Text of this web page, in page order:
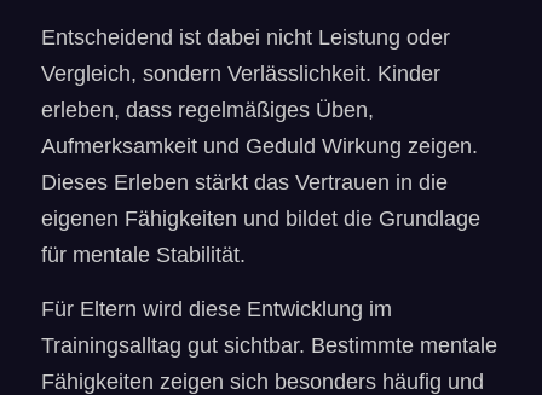
Entscheidend ist dabei nicht Leistung oder
Vergleich, sondern Verlässlichkeit. Kinder
erleben, dass regelmäßiges Üben,
Aufmerksamkeit und Geduld Wirkung zeigen.
Dieses Erleben stärkt das Vertrauen in die
eigenen Fähigkeiten und bildet die Grundlage
für mentale Stabilität.
Für Eltern wird diese Entwicklung im
Trainingsalltag gut sichtbar. Bestimmte mentale
Fähigkeiten zeigen sich besonders häufig und